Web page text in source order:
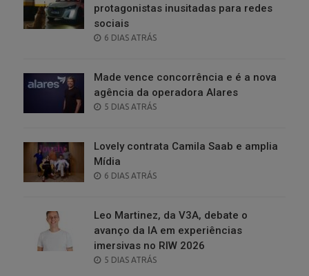
protagonistas inusitadas para redes
sociais
POSTED
6 DIAS ATRÁS
Made vence concorrência e é a nova
agência da operadora Alares
POSTED
5 DIAS ATRÁS
Lovely contrata Camila Saab e amplia
Mídia
POSTED
6 DIAS ATRÁS
Leo Martinez, da V3A, debate o
avanço da IA em experiências
imersivas no RIW 2026
POSTED
5 DIAS ATRÁS